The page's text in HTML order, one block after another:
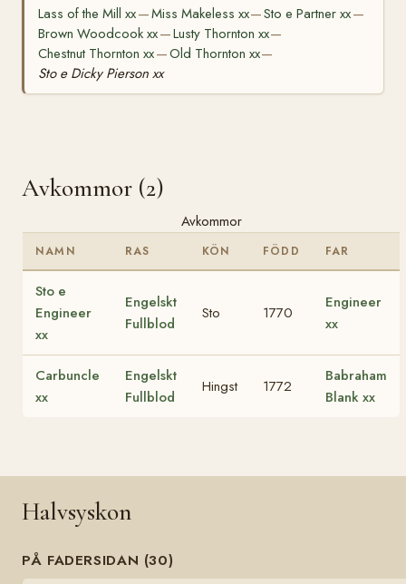
Lass of the Mill xx—Miss Makeless xx—Sto e Partner xx—
Brown Woodcook xx—Lusty Thornton xx—
Chestnut Thornton xx—Old Thornton xx—
Sto e Dicky Pierson xx
Avkommor (2)
Avkommor
NAMN RAS KÖN FÖDD FAR
Sto e
Engineer
xx
Engelskt
Fullblod
Sto 1770
Engineer
xx
Carbuncle
xx
Engelskt
Fullblod
Hingst 1772
Babraham
Blank xx
Halvsyskon
PÅ FADERSIDAN (30)